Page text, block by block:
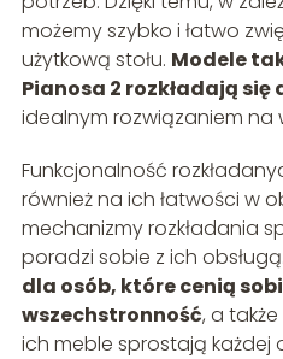
możemy szybko i łatwo
użytkową stołu. Modele
Pianosa 2 rozkładają się
idealnym rozwiązaniem na
Funkcjonalność
również na ich łatwości w
mechanizmy rozkładania
poradzi sobie z ich obsługą.
dla osób, które cenią
wszechstronność, a
ich meble sprostają każdej